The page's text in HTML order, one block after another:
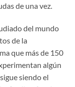
de una vez.
del mundo
de la
que más de 150
algún
siendo el